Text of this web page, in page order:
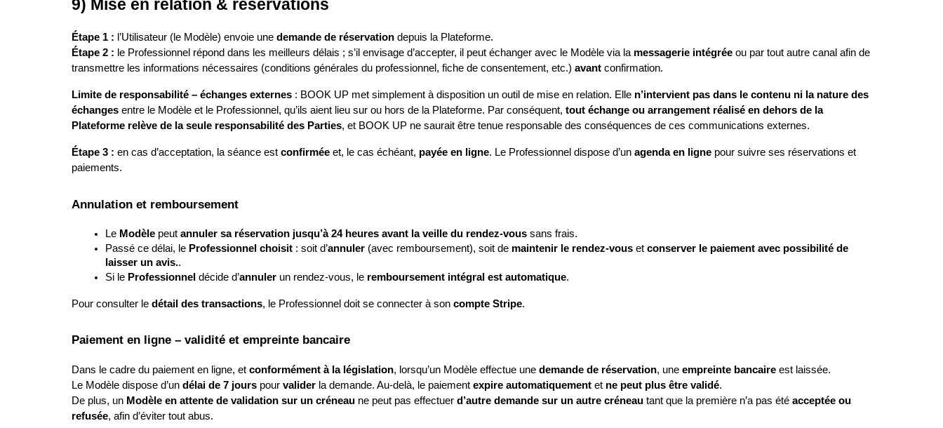
9) Mise en relation & réservations
Étape 1 : l’Utilisateur (le Modèle) envoie une demande de réservation depuis la Plateforme.
Étape 2 : le Professionnel répond dans les meilleurs délais ; s’il envisage d’accepter, il peut échanger avec le Modèle via la messagerie intégrée ou par tout autre canal afin de
transmettre les informations nécessaires (conditions générales du professionnel, fiche de consentement, etc.) avant confirmation.
Limite de responsabilité – échanges externes : BOOK UP met simplement à disposition un outil de mise en relation. Elle n’intervient pas dans le contenu ni la nature des
échanges entre le Modèle et le Professionnel, qu’ils aient lieu sur ou hors de la Plateforme. Par conséquent, tout échange ou arrangement réalisé en dehors de la
Plateforme relève de la seule responsabilité des Parties, et BOOK UP ne saurait être tenue responsable des conséquences de ces communications externes.
Étape 3 : en cas d’acceptation, la séance est confirmée et, le cas échéant, payée en ligne. Le Professionnel dispose d’un agenda en ligne pour suivre ses réservations et
paiements.
Annulation et remboursement
Le Modèle peut annuler sa réservation jusqu’à 24 heures avant la veille du rendez‑vous sans frais.
Passé ce délai, le Professionnel choisit : soit d’annuler (avec remboursement), soit de maintenir le rendez‑vous et conserver le paiement avec possibilité de
laisser un avis..
Si le Professionnel décide d’annuler un rendez‑vous, le remboursement intégral est automatique.
Pour consulter le détail des transactions, le Professionnel doit se connecter à son compte Stripe.
Paiement en ligne – validité et empreinte bancaire
Dans le cadre du paiement en ligne, et conformément à la législation, lorsqu’un Modèle effectue une demande de réservation, une empreinte bancaire est laissée.
Le Modèle dispose d’un délai de 7 jours pour valider la demande. Au‑delà, le paiement expire automatiquement et ne peut plus être validé.
De plus, un Modèle en attente de validation sur un créneau ne peut pas effectuer d’autre demande sur un autre créneau tant que la première n’a pas été acceptée ou
refusée, afin d’éviter tout abus.